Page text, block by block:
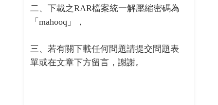
二、下載之RAR檔案統一解壓縮密碼為
「mahooq」，
三、若有關下載任何問題請提交問題表
單或在文章下方留言，謝謝。